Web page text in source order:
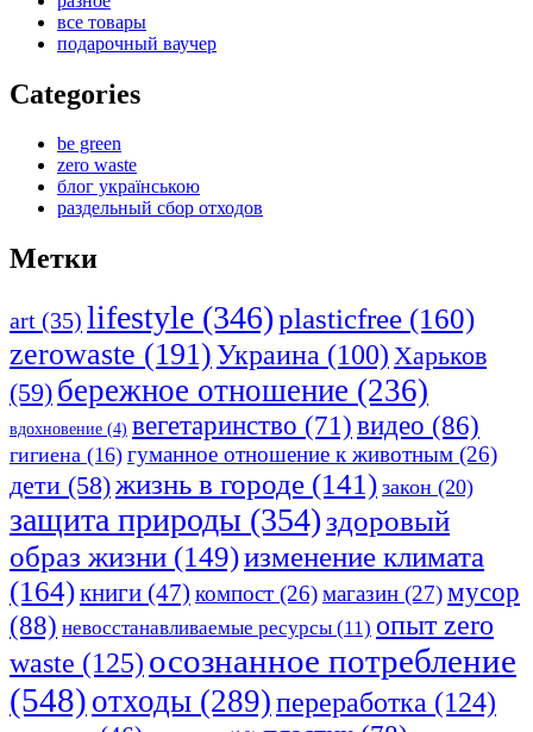
все товары
подарочный ваучер
Categories
be green
zero waste
блог українською
раздельный сбор отходов
Метки
art (35) lifestyle (346)plasticfree (160)
zerowaste (191)Украина (100) Харьков
(59) бережное отношение (236)
вдохновение (4) вегетаринство (71) видео (86)
гигиена (16) гуманное отношение к животным (26)
дети (58)жизнь в городе (141) закон (20)
защита природы (354)здоровый
образ жизни (149)изменение климата
(164)книги (47) компост (26)магазин (27)мусор
(88) невосстанавливаемые ресурсы (11) опыт zero
waste (125) осознанное потребление
(548) отходы (289)переработка (124)